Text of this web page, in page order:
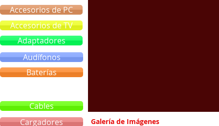
Galería de Imágenes
Accesorios de PC
Accesorios de TV
Audífonos
Cables
Adaptadores
Baterías
Cargadores